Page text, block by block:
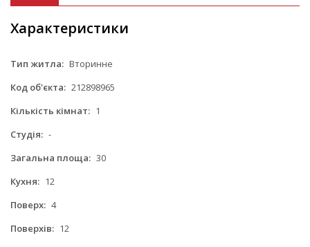
Характеристики
Тип житла: Вторинне
Код об'єкта: 212898965
Кількість кімнат: 1
Студія: -
Загальна площа: 30
Кухня: 12
Поверх: 4
Поверхів: 12